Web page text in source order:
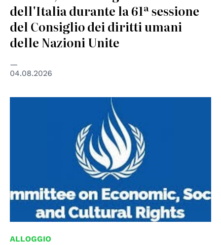
dell'Italia durante la 61ª sessione
del Consiglio dei diritti umani
delle Nazioni Unite
04.08.2026
ALLOGGIO